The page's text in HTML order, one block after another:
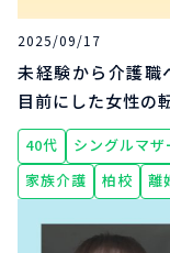
2025/09/17
未経験から介護職
目前にした女性の
40代 シングルマザ
家族介護
柏校 離